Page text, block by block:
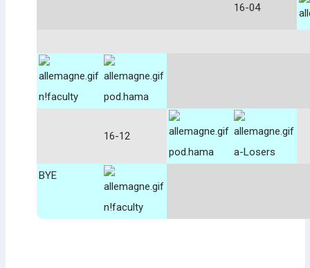
16-04
n!faculty pod.hama
16-12
pod.hama
a-Losers
BYE
n!faculty